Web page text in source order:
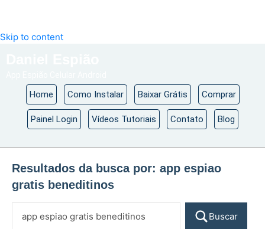
Skip to content
Home Como Instalar Baixar Grátis Comprar
Painel Login Vídeos Tutoriais Contato Blog
Resultados da busca por: app espiao
gratis beneditinos
Buscar